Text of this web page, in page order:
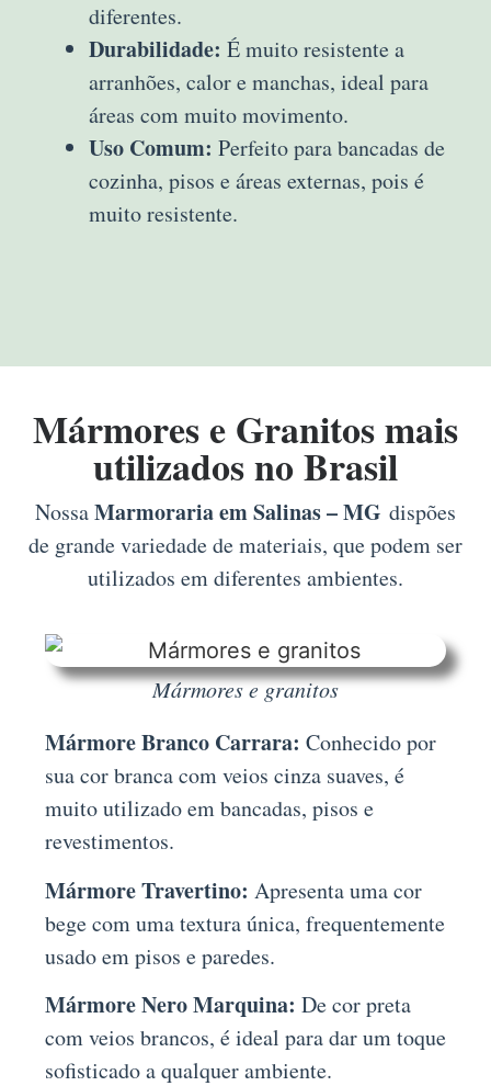
diferentes.
Durabilidade: É muito resistente a
arranhões, calor e manchas, ideal para
áreas com muito movimento.
Uso Comum: Perfeito para bancadas de
cozinha, pisos e áreas externas, pois é
muito resistente.
Mármores e Granitos mais
utilizados no Brasil
NossaMarmoraria em Salinas – MG dispões
de grande variedade de materiais, que podem ser
utilizados em diferentes ambientes.
Mármores e granitos
Mármore Branco Carrara: Conhecido por
sua cor branca com veios cinza suaves, é
muito utilizado em bancadas, pisos e
revestimentos.
Mármore Travertino: Apresenta uma cor
bege com uma textura única, frequentemente
usado em pisos e paredes.
Mármore Nero Marquina: De cor preta
com veios brancos, é ideal para dar um toque
sofisticado a qualquer ambiente.